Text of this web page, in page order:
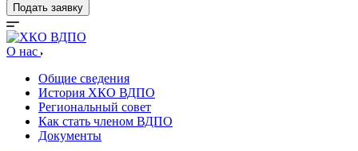
Подать заявку
О нас
Общие сведения
История ХКО ВДПО
Региональный совет
Как стать членом ВДПО
Документы